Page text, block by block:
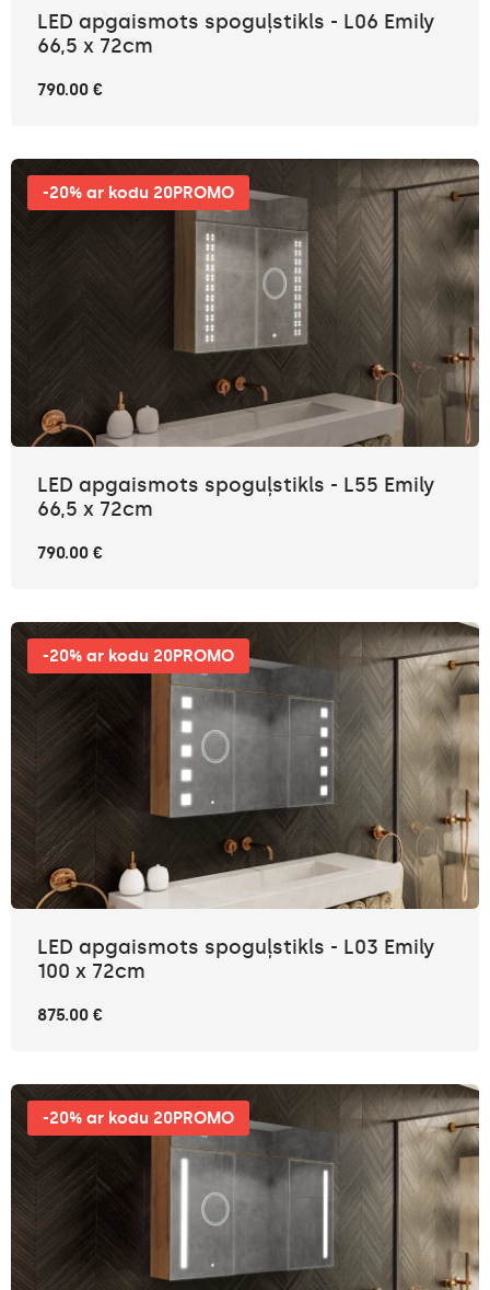
LED apgaismots spoguļstikls - L06 Emily
66,5 x 72cm
790.00 €
-20% ar kodu 20PROMO
LED apgaismots spoguļstikls - L55 Emily
66,5 x 72cm
790.00 €
-20% ar kodu 20PROMO
LED apgaismots spoguļstikls - L03 Emily
100 x 72cm
875.00 €
-20% ar kodu 20PROMO